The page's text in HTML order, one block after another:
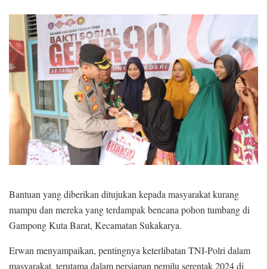
Bantuan yang diberikan ditujukan kepada masyarakat kurang
mampu dan mereka yang terdampak bencana pohon tumbang di
Gampong Kuta Barat, Kecamatan Sukakarya.
Erwan menyampaikan, pentingnya keterlibatan TNI-Polri dalam
masyarakat, terutama dalam persiapan pemilu serentak 2024 di